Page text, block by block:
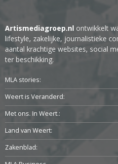
Artismediagroep.nl ontwikkelt
lifestyle, zakelijke, journalistieke
aantal krachtige websites, social
ter beschikking.
MLA stories:
Weert is Veranderd:
Met ons. In Weert.:
Land van Weert:
Zakenblad: